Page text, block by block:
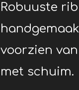
Robuuste
voorzien
met schuim.